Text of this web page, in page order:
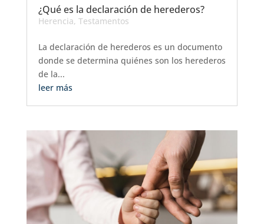
¿Qué es la declaración de herederos?
Herencia, Testamentos
La declaración de herederos es un documento
donde se determina quiénes son los herederos
de la...
leer más